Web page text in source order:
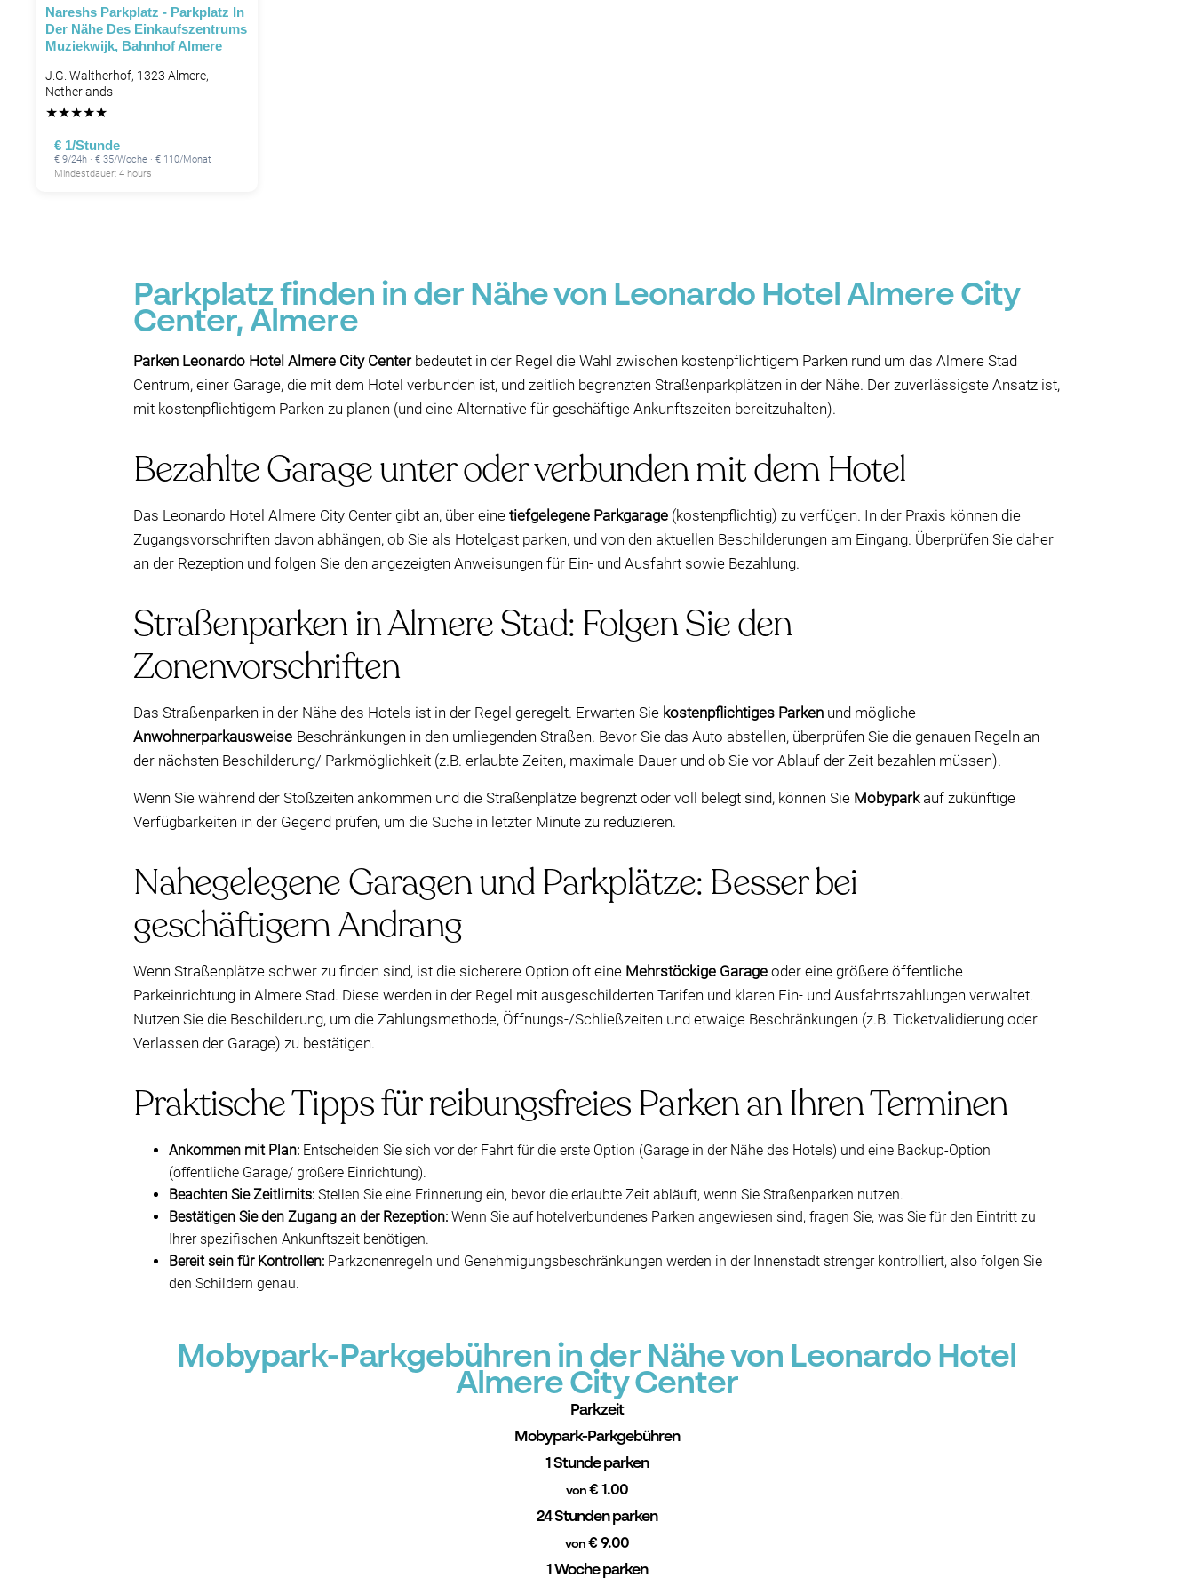
Nareshs Parkplatz - Parkplatz In
Der Nähe Des Einkaufszentrums
Muziekwijk, Bahnhof Almere
J.G. Waltherhof, 1323 Almere,
Netherlands
★★★★★
€ 1/Stunde
€ 9/24h · € 35/Woche · € 110/Monat
Mindestdauer: 4 hours
Parkplatz finden in der Nähe von Leonardo Hotel Almere City
Center, Almere
Parken Leonardo Hotel Almere City Centerbedeutet in der Regel die Wahl zwischen kostenpflichtigem Parken rund um das Almere Stad
Centrum, einer Garage, die mit dem Hotel verbunden ist, und zeitlich begrenzten Straßenparkplätzen in der Nähe. Der zuverlässigste Ansatz ist,
mit kostenpflichtigem Parken zu planen (und eine Alternative für geschäftige Ankunftszeiten bereitzuhalten).
Bezahlte Garage unter oder verbunden mit dem Hotel
Das Leonardo Hotel Almere City Center gibt an, über eine tiefgelegene Parkgarage (kostenpflichtig) zu verfügen. In der Praxis können die
Zugangsvorschriften davon abhängen, ob Sie als Hotelgast parken, und von den aktuellen Beschilderungen am Eingang. Überprüfen Sie daher
an der Rezeption und folgen Sie den angezeigten Anweisungen für Ein- und Ausfahrt sowie Bezahlung.
Straßenparken in Almere Stad: Folgen Sie den
Zonenvorschriften
Das Straßenparken in der Nähe des Hotels ist in der Regel geregelt. Erwarten Sie kostenpflichtiges Parken und mögliche
Anwohnerparkausweise-Beschränkungen in den umliegenden Straßen. Bevor Sie das Auto abstellen, überprüfen Sie die genauen Regeln an
der nächsten Beschilderung/ Parkmöglichkeit (z.B. erlaubte Zeiten, maximale Dauer und ob Sie vor Ablauf der Zeit bezahlen müssen).
Wenn Sie während der Stoßzeiten ankommen und die Straßenplätze begrenzt oder voll belegt sind, können Sie Mobyparkauf zukünftige
Verfügbarkeiten in der Gegend prüfen, um die Suche in letzter Minute zu reduzieren.
Nahegelegene Garagen und Parkplätze: Besser bei
geschäftigem Andrang
Wenn Straßenplätze schwer zu finden sind, ist die sicherere Option oft eine Mehrstöckige Garage oder eine größere öffentliche
Parkeinrichtung in Almere Stad. Diese werden in der Regel mit ausgeschilderten Tarifen und klaren Ein- und Ausfahrtszahlungen verwaltet.
Nutzen Sie die Beschilderung, um die Zahlungsmethode, Öffnungs-/Schließzeiten und etwaige Beschränkungen (z.B. Ticketvalidierung oder
Verlassen der Garage) zu bestätigen.
Praktische Tipps für reibungsfreies Parken an Ihren Terminen
Ankommen mit Plan: Entscheiden Sie sich vor der Fahrt für die erste Option (Garage in der Nähe des Hotels) und eine Backup-Option
(öffentliche Garage/ größere Einrichtung).
Beachten Sie Zeitlimits: Stellen Sie eine Erinnerung ein, bevor die erlaubte Zeit abläuft, wenn Sie Straßenparken nutzen.
Bestätigen Sie den Zugang an der Rezeption: Wenn Sie auf hotelverbundenes Parken angewiesen sind, fragen Sie, was Sie für den Eintritt zu
Ihrer spezifischen Ankunftszeit benötigen.
Bereit sein für Kontrollen: Parkzonenregeln und Genehmigungsbeschränkungen werden in der Innenstadt strenger kontrolliert, also folgen Sie
den Schildern genau.
Mobypark-Parkgebühren in der Nähe von Leonardo Hotel
Almere City Center
Parkzeit
Mobypark-Parkgebühren
1 Stunde parken
von € 1.00
24 Stunden parken
von € 9.00
1 Woche parken